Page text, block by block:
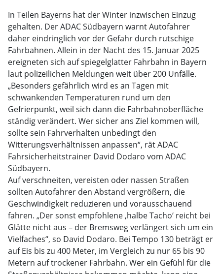
In Teilen Bayerns hat der Winter inzwischen Einzug
gehalten. Der ADAC Südbayern warnt Autofahrer
daher eindringlich vor der Gefahr durch rutschige
Fahrbahnen. Allein in der Nacht des 15. Januar 2025
ereigneten sich auf spiegelglatter Fahrbahn in Bayern
laut polizeilichen Meldungen weit über 200 Unfälle.
„Besonders gefährlich wird es an Tagen mit
schwankenden Temperaturen rund um den
Gefrierpunkt, weil sich dann die Fahrbahnoberfläche
ständig verändert. Wer sicher ans Ziel kommen will,
sollte sein Fahrverhalten unbedingt den
Witterungsverhältnissen anpassen“, rät ADAC
Fahrsicherheitstrainer David Dodaro vom ADAC
Südbayern.
Auf verschneiten, vereisten oder nassen Straßen
sollten Autofahrer den Abstand vergrößern, die
Geschwindigkeit reduzieren und vorausschauend
fahren. „Der sonst empfohlene ‚halbe Tacho‘ reicht bei
Glätte nicht aus – der Bremsweg verlängert sich um ein
Vielfaches“, so David Dodaro. Bei Tempo 130 beträgt er
auf Eis bis zu 400 Meter, im Vergleich zu nur 65 bis 90
Metern auf trockener Fahrbahn. Wer ein Gefühl für die